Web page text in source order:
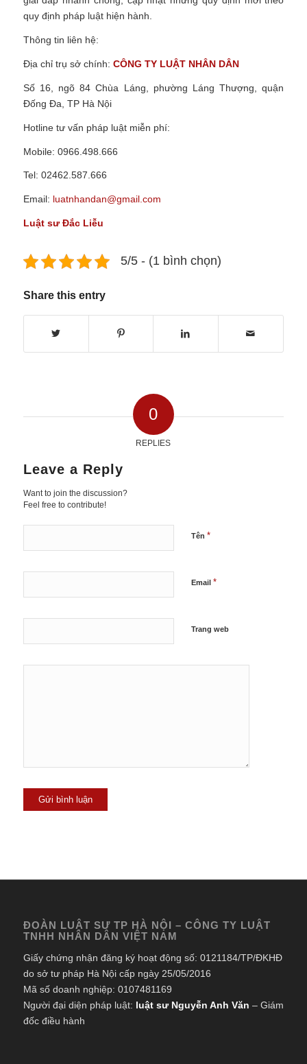
quy định pháp luật hiện hành.
Thông tin liên hệ:
Địa chỉ trụ sở chính: CÔNG TY LUẬT NHÂN DÂN
Số 16, ngõ 84 Chùa Láng, phường Láng Thượng, quận
Đống Đa, TP Hà Nội
Hotline tư vấn pháp luật miễn phí:
Mobile: 0966.498.666
Tel: 02462.587.666
Email: luatnhandan@gmail.com
Luật sư Đắc Liễu
5/5 - (1 bình chọn)
Share this entry
0
REPLIES
Leave a Reply
Want to join the discussion?
Feel free to contribute!
Tên *
Email *
Trang web
ĐOÀN LUẬT SƯ TP HÀ NỘI – CÔNG TY LUẬT
TNHH NHÂN DÂN VIỆT NAM
Giấy chứng nhận đăng ký hoạt động số: 0121184/TP/ĐKHĐ
do sở tư pháp Hà Nội cấp ngày 25/05/2016
Mã số doanh nghiệp: 0107481169
Người đại diện pháp luật: luật sư Nguyễn Anh Văn – Giám
đốc điều hành